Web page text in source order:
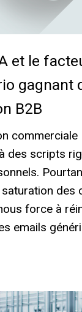
et le
gagnant
B2B
commerciale
des scripts
des
force à
emails